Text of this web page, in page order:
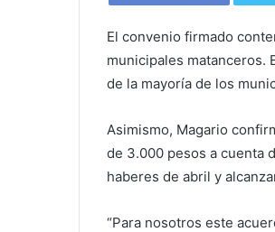
El convenio firmado
municipales matanceros.
de la mayoría de los
Asimismo, Magario
de 3.000 pesos a cuenta
haberes de abril y
“Para nosotros este